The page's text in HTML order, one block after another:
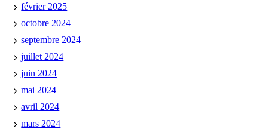
février 2025
octobre 2024
septembre 2024
juillet 2024
juin 2024
mai 2024
avril 2024
mars 2024